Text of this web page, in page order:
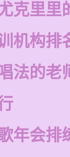
克里里
机构排
法的老
年会排